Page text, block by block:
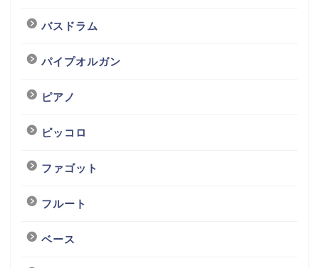
バスドラム
パイプオルガン
ピアノ
ピッコロ
ファゴット
フルート
ベース